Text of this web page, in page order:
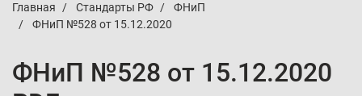
Главная Стандарты РФ
ФНиП
ФНиП №528 от 15.12.2020
ФНиП №528 от 15.12.2020